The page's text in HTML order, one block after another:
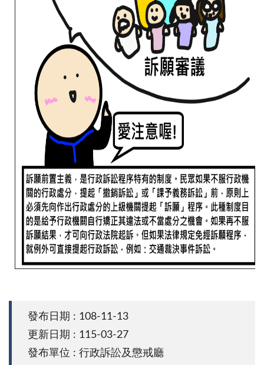
發布日期 : 108-11-13
更新日期 : 115-03-27
發布單位 : 行政訴訟及懲戒廳